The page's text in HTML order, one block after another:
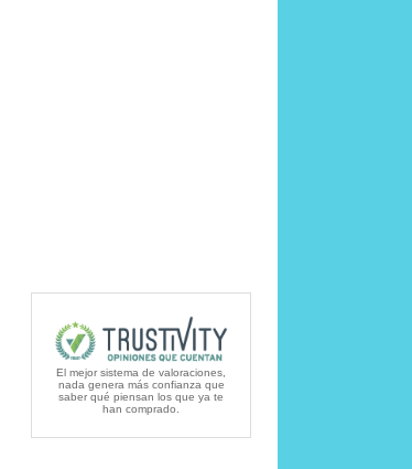
El mejor sistema de valoraciones,
nada genera más confianza que
saber qué piensan los que ya te
han comprado.